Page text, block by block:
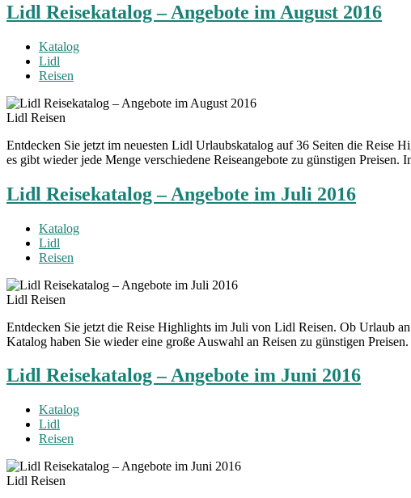
Lidl Reisekatalog – Angebote im August 2016
Katalog
Lidl
Reisen
Lidl Reisen
Entdecken Sie jetzt im neuesten Lidl Urlaubskatalog auf 36 Seiten die Reise
es gibt wieder jede Menge verschiedene Reiseangebote zu günstigen
Lidl Reisekatalog – Angebote im Juli 2016
Katalog
Lidl
Reisen
Lidl Reisen
Entdecken Sie jetzt die Reise Highlights im Juli von Lidl Reisen. Ob Urlaub
Katalog haben Sie wieder eine große Auswahl an Reisen zu günstigen
Lidl Reisekatalog – Angebote im Juni 2016
Katalog
Lidl
Reisen
Lidl Reisen